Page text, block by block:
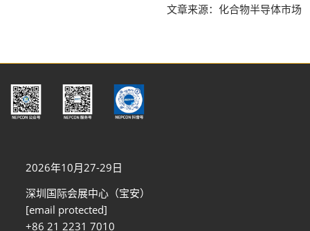
文章来源：化合物半导体市场
2026年10月27-29日
深圳国际会展中心（宝安）
[email protected]
+86 21 2231 7010